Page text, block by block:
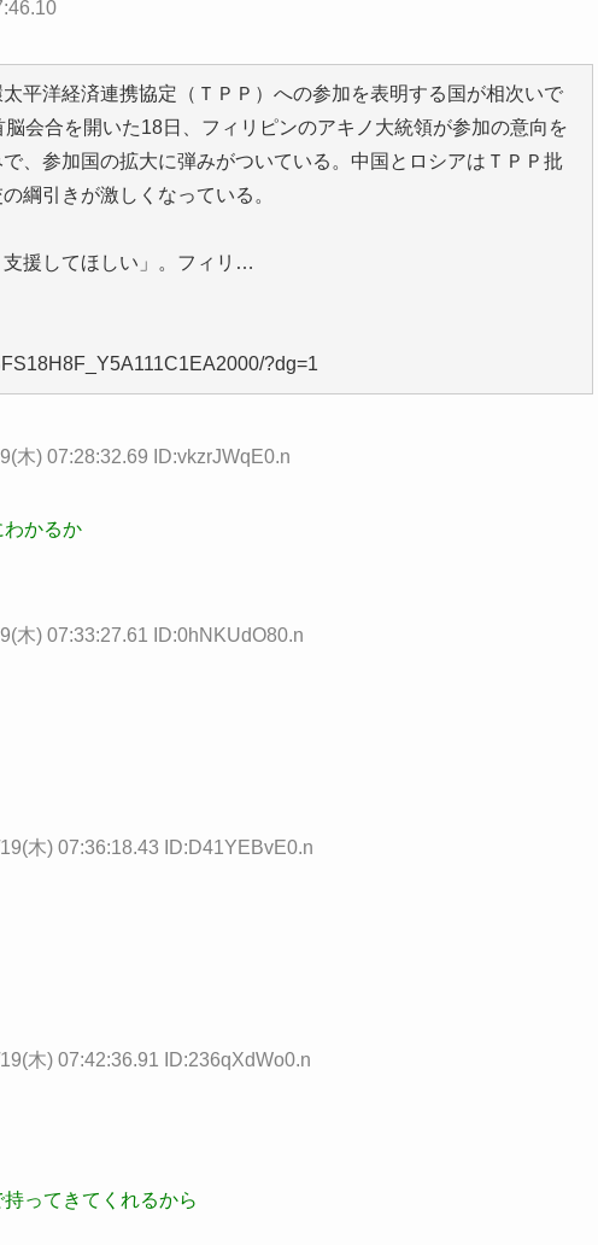
平洋経済連携協定（ＴＰＰ）への参加を表明する国が相次いで
会合を開いた18日、フィリピンのアキノ大統領が参加の意向を
、参加国の拡大に弾みがついている。中国とロシアはＴＰＰ批
綱引きが激しくなっている。
援してほしい」。フィリ…
?dg=1
木) 07:28:32.69 ID:vkzrJWqE0.n
わかるか
木) 07:33:27.61 ID:0hNKUdO80.n
木) 07:36:18.43 ID:D41YEBvE0.n
木) 07:42:36.91 ID:236qXdWo0.n
ってきてくれるから